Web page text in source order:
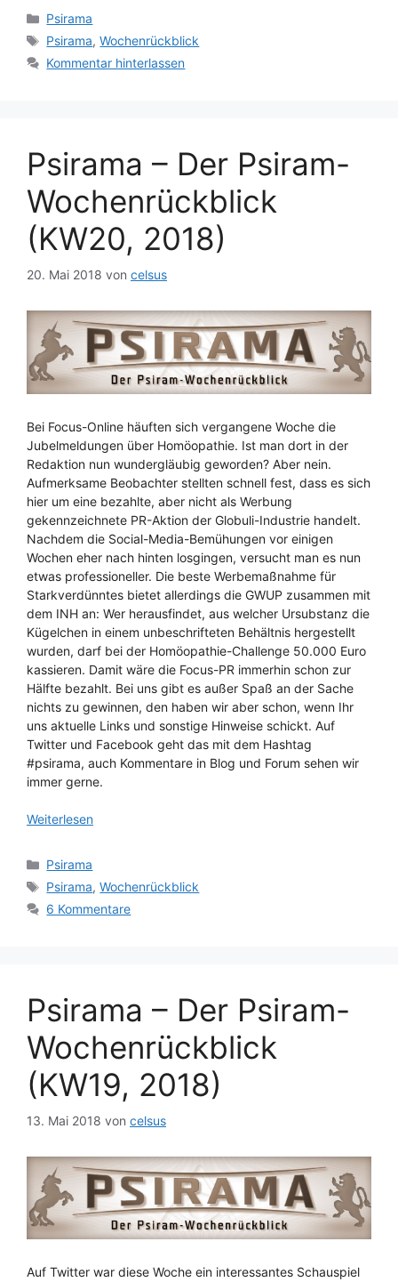
Kategorien
Psirama
Schlagwörter
Psirama,Wochenrückblick
Kommentar hinterlassen
Psirama – Der Psiram-
Wochenrückblick
(KW20, 2018)
20. Mai 2018 von celsus
Bei Focus-Online häuften sich vergangene Woche die
Jubelmeldungen über Homöopathie. Ist man dort in der
Redaktion nun wundergläubig geworden? Aber nein.
Aufmerksame Beobachter stellten schnell fest, dass es sich
hier um eine bezahlte, aber nicht als Werbung
gekennzeichnete PR-Aktion der Globuli-Industrie handelt.
Nachdem die Social-Media-Bemühungen vor einigen
Wochen eher nach hinten losgingen, versucht man es nun
etwas professioneller. Die beste Werbemaßnahme für
Starkverdünntes bietet allerdings die GWUP zusammen mit
dem INH an: Wer herausfindet, aus welcher Ursubstanz die
Kügelchen in einem unbeschrifteten Behältnis hergestellt
wurden, darf bei der Homöopathie-Challenge 50.000 Euro
kassieren. Damit wäre die Focus-PR immerhin schon zur
Hälfte bezahlt. Bei uns gibt es außer Spaß an der Sache
nichts zu gewinnen, den haben wir aber schon, wenn Ihr
uns aktuelle Links und sonstige Hinweise schickt. Auf
Twitter und Facebook geht das mit dem Hashtag
#psirama, auch Kommentare in Blog und Forum sehen wir
immer gerne.
Weiterlesen
Kategorien
Psirama
Schlagwörter
Psirama,Wochenrückblick
6 Kommentare
Psirama – Der Psiram-
Wochenrückblick
(KW19, 2018)
13. Mai 2018 von celsus
Auf Twitter war diese Woche ein interessantes Schauspiel